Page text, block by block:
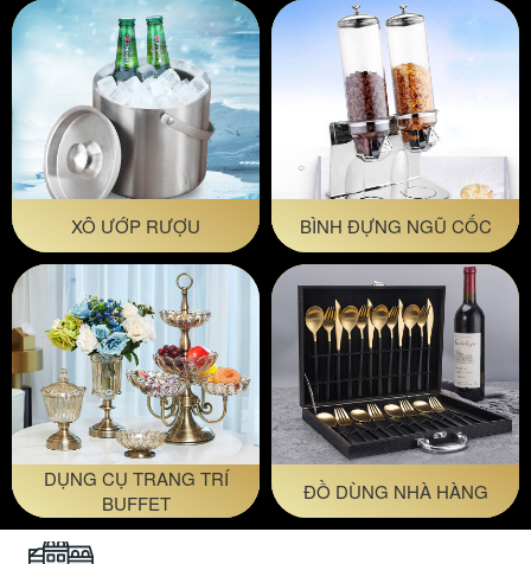
XÔ ƯỚP RƯỢU BÌNH ĐỰNG NGŨ CỐC
DỤNG CỤ TRANG TRÍ
BUFFET
ĐỒ DÙNG NHÀ HÀNG